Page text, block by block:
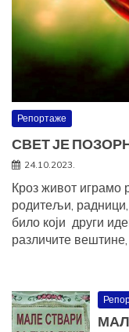
Репортаже
СВЕТ ЈЕ
24.10.2023.
Кроз живот играмо
родитељи,
било који други
различите